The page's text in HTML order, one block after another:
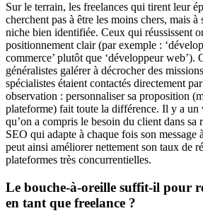
Sur le terrain, les freelances qui tirent leur
cherchent pas à être les moins chers, mais à
niche bien identifiée. Ceux qui réussissent
positionnement clair (par exemple :
commerce’ plutôt que ‘développeur web’).
généralistes galérer à décrocher des
spécialistes étaient contactés directement
observation : personnaliser sa proposition
plateforme) fait toute la différence. Il y a un
qu’on a compris le besoin du client dans sa
SEO qui adapte à chaque fois son message
peut ainsi améliorer nettement son taux de
plateformes très concurrentielles.
Le bouche-à-oreille suffit-il pour
en tant que freelance ?